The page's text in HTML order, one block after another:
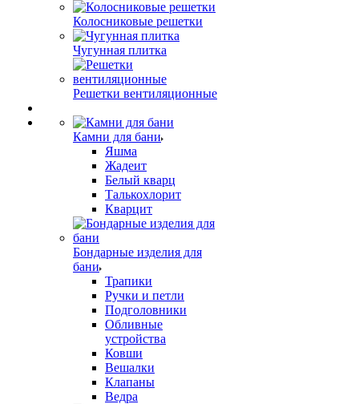
Колосниковые решетки
Чугунная плитка
Решетки вентиляционные
Камни для бани
Яшма
Жадеит
Белый кварц
Талькохлорит
Кварцит
Бондарные изделия для
бани
Трапики
Ручки и петли
Подголовники
Обливные
устройства
Ковши
Вешалки
Клапаны
Ведра